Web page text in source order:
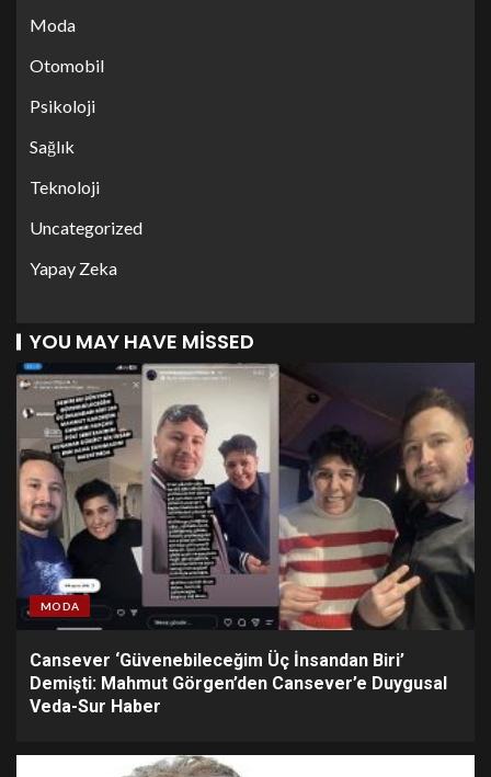
Moda
Otomobil
Psikoloji
Sağlık
Teknoloji
Uncategorized
Yapay Zeka
YOU MAY HAVE MISSED
MODA
Cansever ‘Güvenebileceğim Üç İnsandan Biri’
Demişti: Mahmut Görgen’den Cansever’e Duygusal
Veda-Sur Haber